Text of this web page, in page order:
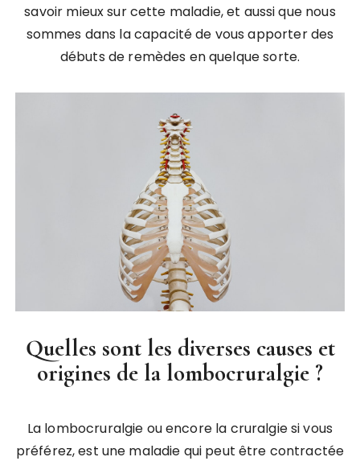
savoir mieux sur cette maladie, et aussi que nous
sommes dans la capacité de vous apporter des
débuts de remèdes en quelque sorte.
Quelles sont les diverses causes et
origines de la lombocruralgie ?
La lombocruralgie ou encore la cruralgie si vous
préférez, est une maladie qui peut être contractée